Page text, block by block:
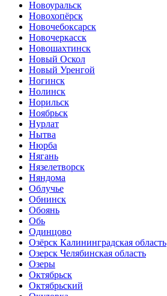
Новоуральск
Новохопёрск
Новочебоксарск
Новочеркасск
Новошахтинск
Новый Оскол
Новый Уренгой
Ногинск
Нолинск
Норильск
Ноябрьск
Нурлат
Нытва
Нюрба
Нягань
Нязелетворск
Няндома
Облучье
Обнинск
Обоянь
Обь
Одинцово
Озёрск Калининградская область
Озерск Челябинская область
Озеры
Октябрьск
Октябрьский